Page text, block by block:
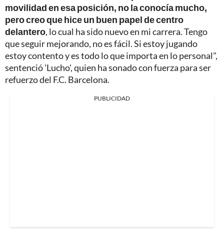
movilidad en esa posición, no la conocía mucho,
pero creo que hice un buen papel de centro
delantero, lo cual ha sido nuevo en mi carrera. Tengo
que seguir mejorando, no es fácil. Si estoy jugando
estoy contento y es todo lo que importa en lo personal",
sentenció 'Lucho', quien ha sonado con fuerza para ser
refuerzo del F.C. Barcelona.
PUBLICIDAD